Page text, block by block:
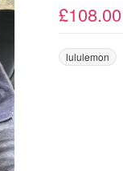
£108.00
lululemon